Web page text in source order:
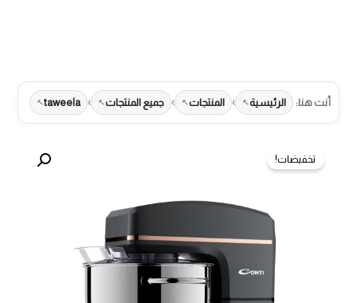
أنت هنا: الرئيسية › المنتجات › جميع المنتجات ›
taweela
تخفيضات!